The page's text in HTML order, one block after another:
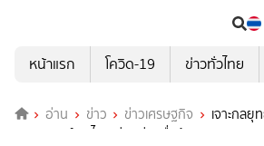
หน้าแรก
โควิด-19 ข่าวทั่วไทย
อ่าน ข่าว ข่าวเศรษฐกิจ
เจาะกลยุ
คาแรคเตอร์ IP ไทย สู่มูลค่าหมื่นล้าน